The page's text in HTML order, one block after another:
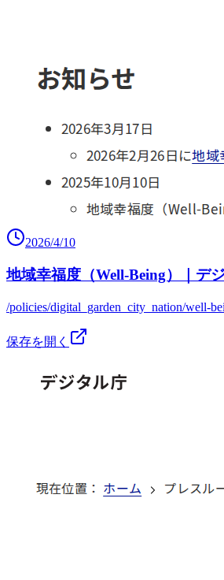
2026/4/10
地域幸福度（Well-Being）｜デ
/policies/digital_garden_city_nation/well-
保存を開く